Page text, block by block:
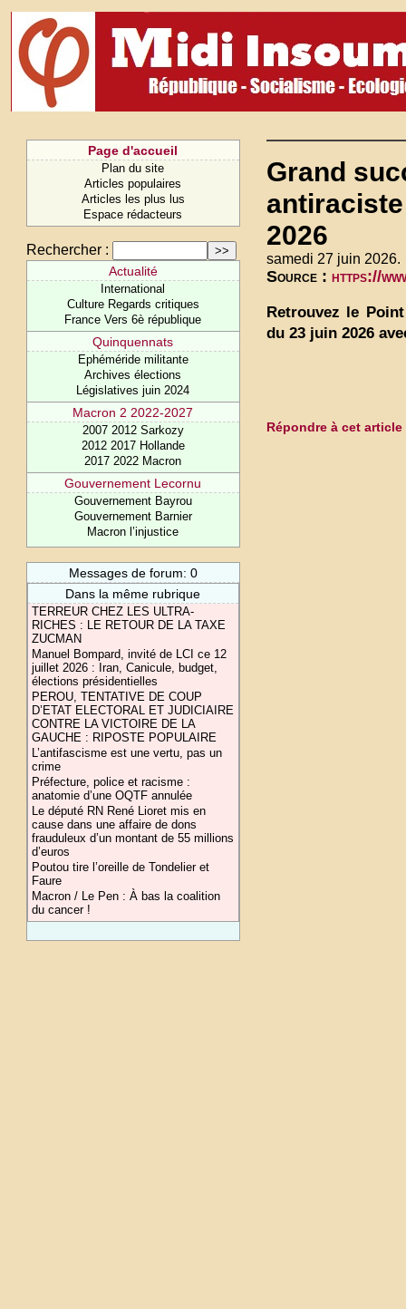
Page d'accueil
Plan du site
Articles populaires
Articles les plus lus
Espace rédacteurs
Rechercher :
Actualité
International
Culture Regards critiques
France Vers 6è république
Quinquennats
Ephéméride militante
Archives élections
Législatives juin 2024
Macron 2 2022-2027
2007 2012 Sarkozy
2012 2017 Hollande
2017 2022 Macron
Gouvernement Lecornu
Gouvernement Bayrou
Gouvernement Barnier
Macron l’injustice
Messages de forum: 0
Dans la même rubrique
TERREUR CHEZ LES ULTRA-
RICHES : LE RETOUR DE LA TAXE
ZUCMAN
Manuel Bompard, invité de LCI ce 12
juillet 2026 : Iran, Canicule, budget,
élections présidentielles
PEROU, TENTATIVE DE COUP
D’ETAT ELECTORAL ET JUDICIAIRE
CONTRE LA VICTOIRE DE LA
GAUCHE : RIPOSTE POPULAIRE
L’antifascisme est une vertu, pas un
crime
Préfecture, police et racisme :
anatomie d’une OQTF annulée
Le député RN René Lioret mis en
cause dans une affaire de dons
frauduleux d’un montant de 55 millions
d’euros
Poutou tire l’oreille de Tondelier et
Faure
Macron / Le Pen : À bas la coalition
du cancer !
Grand
2026
samedi 27 juin 2026.
Source : https://
Retrouvez le
du 23 juin 2026
Répondre à cet article